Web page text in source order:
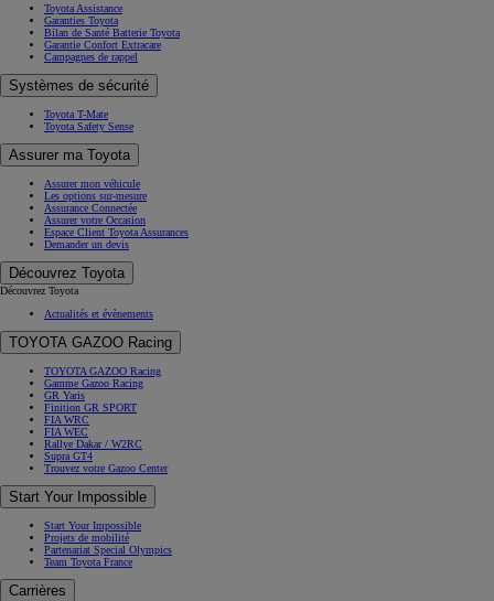
Toyota Assistance
Garanties Toyota
Bilan de Santé Batterie Toyota
Garantie Confort Extracare
Campagnes de rappel
Systèmes de sécurité
Toyota T-Mate
Toyota Safety Sense
Assurer ma Toyota
Assurer mon véhicule
Les options sur-mesure
Assurance Connectée
Assurer votre Occasion
Espace Client Toyota Assurances
Demander un devis
Découvrez Toyota
Découvrez Toyota
Actualités et évènements
TOYOTA GAZOO Racing
TOYOTA GAZOO Racing
Gamme Gazoo Racing
GR Yaris
Finition GR SPORT
FIA WRC
FIA WEC
Rallye Dakar / W2RC
Supra GT4
Trouvez votre Gazoo Center
Start Your Impossible
Start Your Impossible
Projets de mobilité
Partenariat Special Olympics
Team Toyota France
Carrières